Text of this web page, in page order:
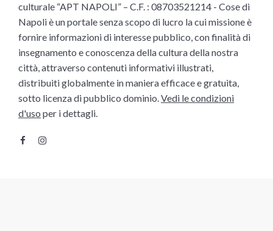
culturale “APT NAPOLI” – C.F. : 08703521214 - Cose di
Napoli è un portale senza scopo di lucro la cui missione è
fornire informazioni di interesse pubblico, con finalità di
insegnamento e conoscenza della cultura della nostra
città, attraverso contenuti informativi illustrati,
distribuiti globalmente in maniera efficace e gratuita,
sotto licenza di pubblico dominio.Vedi le condizioni
d'uso per i dettagli.